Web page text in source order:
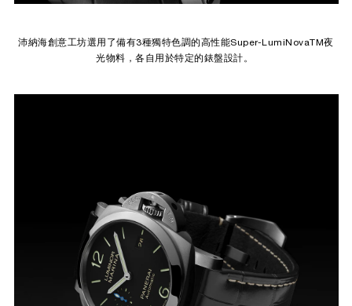
沛納海創意工坊選用了備有3種獨特色調的高性能Super-LumiNovaTM夜
光物料，各自用於特定的錶盤設計。